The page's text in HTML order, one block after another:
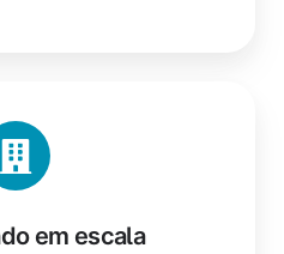
em escala
em
escala
Enterprise